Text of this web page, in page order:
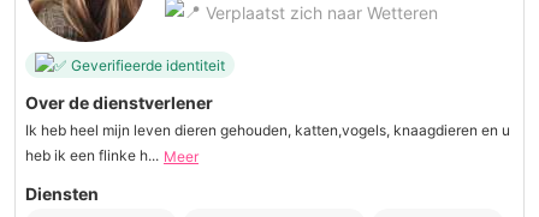
Verplaatst zich naar Wetteren
Geverifieerde identiteit
Over de dienstverlener
Ik heb heel mijn leven dieren gehouden, katten,vogels, knaagdieren en u
heb ik een flinke h... Meer
Diensten